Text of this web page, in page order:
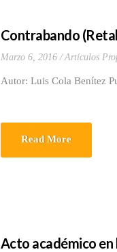
Contrabando
Marzo 6, 2016 Artículos
Autor: Luis Cola Benítez
Read More
Acto académico en